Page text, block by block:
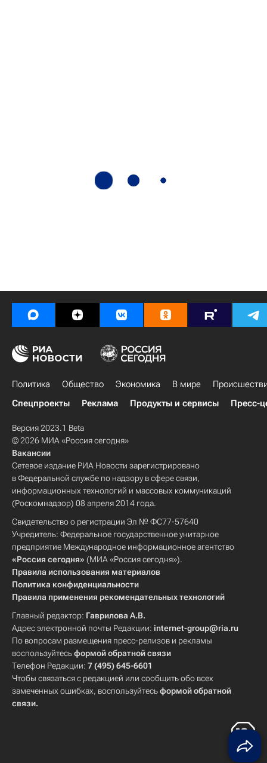
Политика Общество Экономика В мире
Спецпроекты
Реклама Продукты и сервисы Пресс-
Версия 2023.1 Beta
© 2026 МИА «Россия сегодня»
Вакансии
Сетевое издание РИА Новости зарегистрировано
в Федеральной службе по надзору в сфере связи,
информационных технологий и массовых коммуникаций
(Роскомнадзор) 08 апреля 2014 года.
Свидетельство о регистрации Эл № ФС77-57640
Учредитель: Федеральное государственное унитарное
предприятие Международное информационное агентство
«Россия сегодня» (МИА «Россия сегодня»).
Правила использования материалов
Политика конфиденциальности
Правила применения рекомендательных технологий
Главный редактор: Гаврилова А.В.
Адрес электронной почты Редакции: internet-group@ria.ru
По вопросам размещения пресс-релизов и рекламы
воспользуйтесьформой обратной связи
Телефон Редакции: 7 (495) 645-6601
Чтобы связаться с редакцией или сообщить обо всех
замеченных ошибках, воспользуйтесьформой обратной
связи.